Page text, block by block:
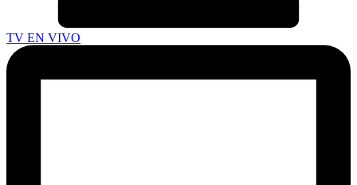
TV EN VIVO